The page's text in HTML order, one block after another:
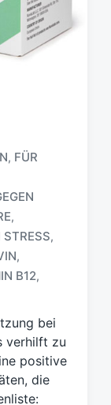
, FÜR
,
,
,
B12,
bei
verhilft zu
positive
die